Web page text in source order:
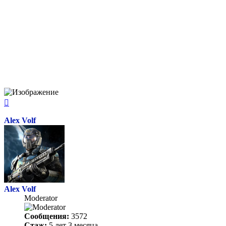
началу
Alex Volf
Alex Volf
Moderator
Сообщения: 3572